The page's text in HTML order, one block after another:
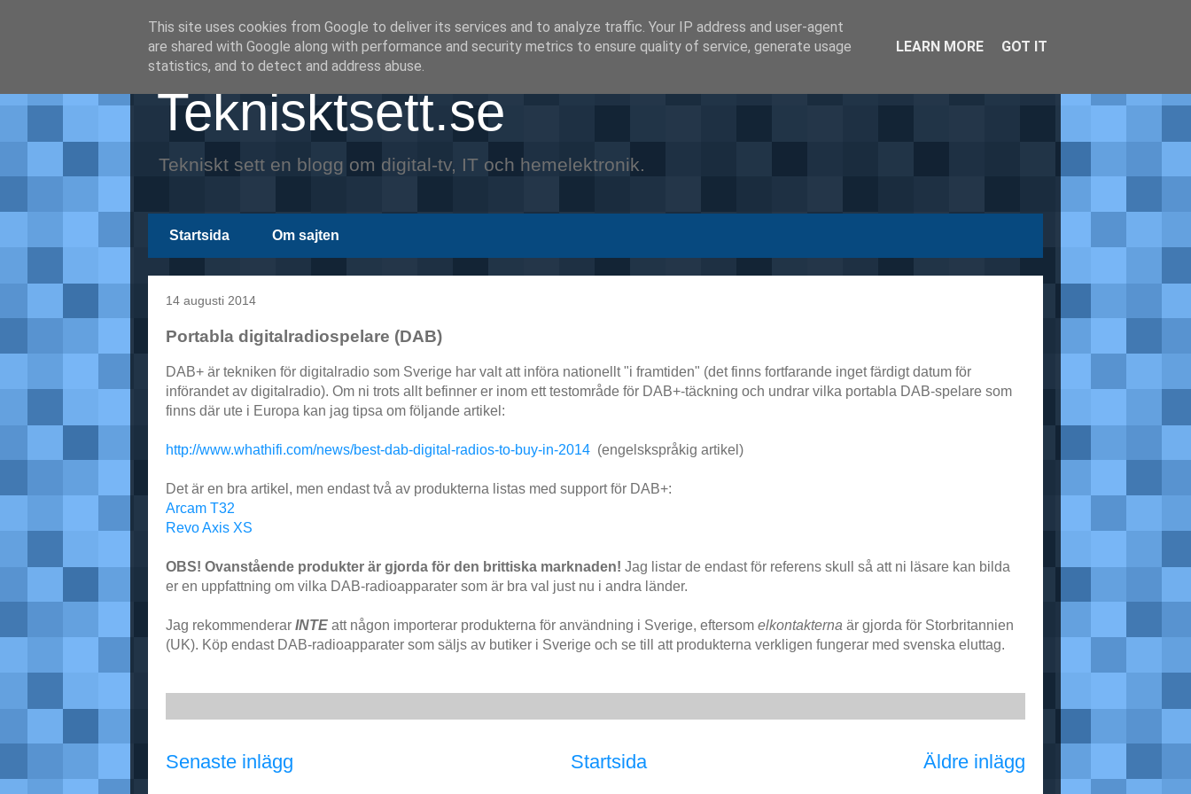
Teknisktsett.se
Tekniskt sett en blogg om digital-tv, IT och hemelektronik.
Startsida Om sajten
14 augusti 2014
Portabla digitalradiospelare (DAB)
DAB+ är tekniken för digitalradio som Sverige har valt att införa nationellt "i framtiden" (det finns fortfarande inget färdigt datum för
införandet av digitalradio). Om ni trots allt befinner er inom ett testområde för DAB+-täckning och undrar vilka portabla DAB-spelare som
finns där ute i Europa kan jag tipsa om följande artikel:
http://www.whathifi.com/news/best-dab-digital-radios-to-buy-in-2014 (engelskspråkig artikel)
Det är en bra artikel, men endast två av produkterna listas med support för DAB+:
Arcam T32
Revo Axis XS
OBS! Ovanstående produkter är gjorda för den brittiska marknaden! Jag listar de endast för referens skull så att ni läsare kan bilda
er en uppfattning om vilka DAB-radioapparater som är bra val just nu i andra länder.
Jag rekommenderar INTE att någon importerar produkterna för användning i Sverige, eftersom elkontakterna är gjorda för Storbritannien
(UK). Köp endast DAB-radioapparater som säljs av butiker i Sverige och se till att produkterna verkligen fungerar med svenska eluttag.
Senaste inlägg Äldre inlägg
Startsida
This site uses cookies from Google to deliver its services and to analyze traffic. Your IP address and user-agent
are shared with Google along with performance and security metrics to ensure quality of service, generate usage
statistics, and to detect and address abuse.
LEARN MORE GOT IT